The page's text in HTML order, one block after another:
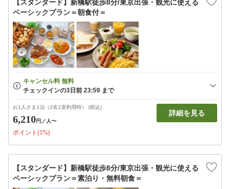
【スタンダード】新橋駅徒歩8分/東京出張・観光に使える
ベーシックプラン＝朝食付＝
お1人さま1泊（2名1室利用時） (税込)
6,210円 ／人〜
ポイント(1%)
詳細を見る
【スタンダード】新橋駅徒歩8分/東京出張・観光に使える
ベーシックプラン＝素泊り・無料朝食＝